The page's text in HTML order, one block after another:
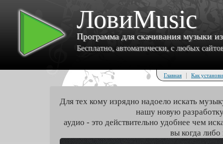
ЛовиMusic
Программа для скачивания музыки
Бесплатно, автоматически, с любых
Главная | Как
Для тех кому изрядно надоело искать
нашу новую
аудио - это действительно удобнее чем
вы когда либо